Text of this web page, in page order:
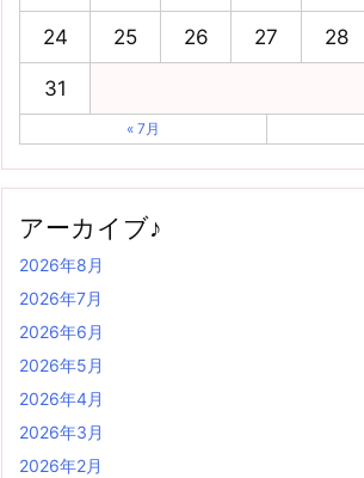
24 25 26 27 28
31
« 7月
アーカイブ♪
2026年8月
2026年7月
2026年6月
2026年5月
2026年4月
2026年3月
2026年2月